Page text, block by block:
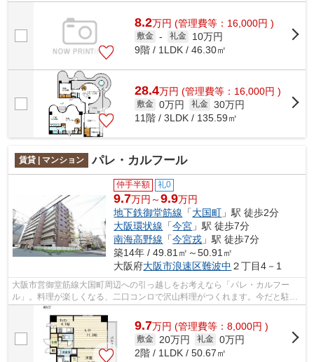
8.2万円 (管理費等：16,000円 )
敷金 - 礼金
10万円
9階 / 1LDK / 46.30㎡
28.4万円 (管理費等：16,000円 )
敷金 0万円 礼金 30万円
11階 / 3LDK / 135.59㎡
賃貸 | マンション パレ・カルフール
仲手半額 礼0
9.7万円～9.9万円
地下鉄御堂筋線 「大国町 」駅 徒歩2分
大阪環状線 「今宮 」駅 徒歩7分
南海高野線 「今宮戎 」駅 徒歩7分
築14年 / 49.81㎡～50.91㎡
大阪府大阪市浪速区難波中 ２丁目4－1
大阪市営御堂筋線大国町周辺への引っ越しをお考えなら「パレ・カルフー
ル」。料理が楽しくなる、二口コンロで沢山料理がつくれます。今だと駐車
場の空きも2台分あります。お部屋の面積...
9.7万円 (管理費等：8,000円 )
敷金 20万円 礼金 0万円
2階 / 1LDK / 50.67㎡